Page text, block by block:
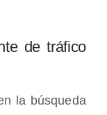
de tráfico
la búsqueda